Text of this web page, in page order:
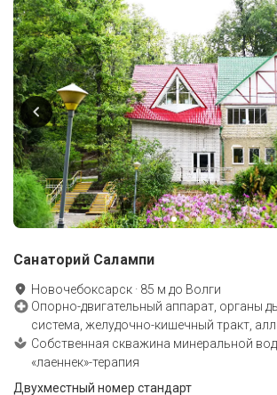
Санаторий Салампи
Новочебоксарск · 85 м до Волги
Опорно-двигательный аппарат, органы
система, желудочно-кишечный тракт,
Собственная скважина минеральной
«лаеннек»-терапия
Двухместный номер стандарт